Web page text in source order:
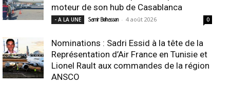
moteur de son hub de Casablanca
- A LA UNE Samir Belhassen - 4 août 2026 0
Nominations : Sadri Essid à la tête de la
Représentation d’Air France en Tunisie et
Lionel Rault aux commandes de la région
ANSCO